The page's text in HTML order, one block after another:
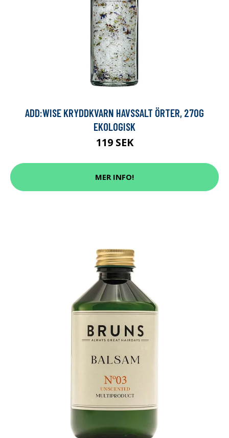
ADD:WISE KRYDDKVARN HAVSSALT ÖRTER, 270G
EKOLOGISK
119 SEK
MER INFO!